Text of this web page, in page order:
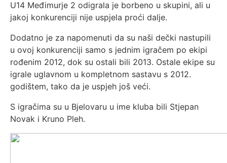
U14 Međimurje 2 odigrala je borbeno u skupini, ali u
jakoj konkurenciji nije uspjela proći dalje.
Dodatno je za napomenuti da su naši dečki nastupili
u ovoj konkurenciji samo s jednim igračem po ekipi
rođenim 2012, dok su ostali bili 2013. Ostale ekipe su
igrale uglavnom u kompletnom sastavu s 2012.
godištem, tako da je uspjeh još veći.
S igračima su u Bjelovaru u ime kluba bili Stjepan
Novak i Kruno Pleh.